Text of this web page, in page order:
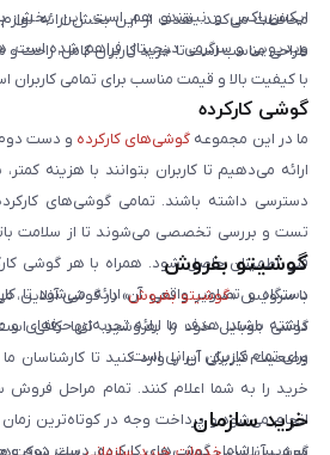
محافظت می‌کنند. هدف از این بخش ارائه لوازم
طراحی مناسب است تا خرید کاربران کامل، راحت
ایکس‌باکس و نینتندو هم است. این بخش
ویدیویی و سرگرمی دیجیتال فراهم شده است.
با کیفیت بالا و قیمت مناسب برای تمامی کاربران
گوشی کارکرده
ما در این مجموعه گوشی‌های کارکرده و دست
ارائه می‌دهیم تا کاربران بتوانند با هزینه
دسترسی داشته باشند. تمامی گوشی‌های
تست و بررسی تخصصی می‌شوند تا از سلامت
فنی اطمینان حاصل شود. همراه با هر گوشی
دستگاه و تصاویر واقعی آن ارائه می‌شود تا
داشته باشند. هدف ما ارائه تجربه‌ای حرفه‌ای و
برای تمام کاربران ایرانی است.
گوشیتو بفروش
با سرویس «گوشیتو بفروش» در گوشی آنلاین،
گوشی موبایل خود را بفروشید. تنها کافی
وضعیت فیزیکی آن را وارد کنید تا کارشناسان
خرید را به شما اعلام کنند. تمام مراحل
انجام می‌شود و پرداخت وجه در کوتاه‌ترین
سرویس شامل گوشی‌های کارکرده، دست دوم و
خرید سازمان